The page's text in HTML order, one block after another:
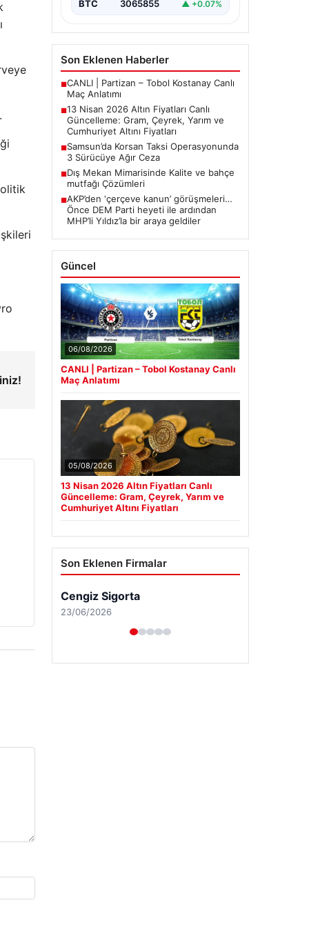
arasında yürütülen barış
BTC 3065855 ▲ +0.07%
Son Eklenen Haberler
■CANLI | Partizan – Tobol Kostanay Canlı
Maç Anlatımı
■13 Nisan 2026 Altın Fiyatları Canlı
Güncelleme: Gram, Çeyrek, Yarım ve
Cumhuriyet Altını Fiyatları
■Samsun’da Korsan Taksi Operasyonunda
3 Sürücüye Ağır Ceza
■Dış Mekan Mimarisinde Kalite ve bahçe
mutfağı Çözümleri
■AKP’den ‘çerçeve kanun’ görüşmeleri…
Önce DEM Parti heyeti ile ardından
MHP’li Yıldız’la bir araya geldiler
Güncel
06/08/2026
CANLI | Partizan – Tobol Kostanay Canlı
Maç Anlatımı
05/08/2026
13 Nisan 2026 Altın Fiyatları Canlı
Güncelleme: Gram, Çeyrek, Yarım ve
Cumhuriyet Altını Fiyatları
Son Eklenen Firmalar
Cengiz Sigorta
23/06/2026